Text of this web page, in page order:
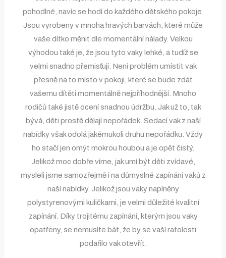
pohodlné, navíc se hodí do každého dětského pokoje.
Jsou vyrobeny v mnoha hravých barvách, které může
vaše dítko měnit dle momentální nálady. Velkou
výhodou také je, že jsou tyto vaky lehké, a tudíž se
velmi snadno přemisťují. Není problém umístit vak
přesně na to místo v pokoji, které se bude zdát
vašemu dítěti momentálně nejpříhodnější. Mnoho
rodičů také jistě ocení snadnou údržbu. Jak už to, tak
bývá, děti prostě dělají nepořádek. Sedací vak z naší
nabídky však odolá jakémukoli druhu nepořádku. Vždy
ho stačí jen omýt mokrou houbou a je opět čistý.
Jelikož moc dobře víme, jak umí být děti zvídavé,
mysleli jsme samozřejmě i na důmyslné zapínání vaků z
naší nabídky. Jelikož jsou vaky naplněny
polystyrenovými kuličkami, je velmi důležité kvalitní
zapínání. Díky trojitému zapínání, kterým jsou vaky
opatřeny, se nemusíte bát, že by se vaší ratolesti
podařilo vak otevřít.